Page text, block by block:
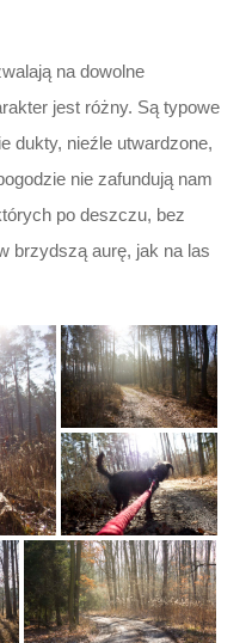
na dowolne
jest różny. Są typowe
dukty, nieźle utwardzone,
nie zafundują nam
po deszczu, bez
brzydszą aurę, jak na las